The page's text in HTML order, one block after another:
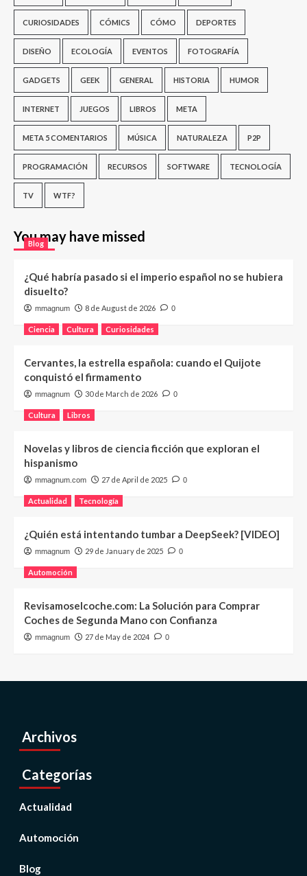
CURIOSIDADES CÓMICS CÓMO DEPORTES
DISEÑO ECOLOGÍA EVENTOS FOTOGRAFÍA
GADGETS GEEK GENERAL HISTORIA HUMOR
INTERNET JUEGOS LIBROS META
META 5 COMENTARIOS MÚSICA NATURALEZA P2P
PROGRAMACIÓN RECURSOS SOFTWARE TECNOLOGÍA
TV WTF?
You may have missed
Blog
¿Qué habría pasado si el imperio español no se hubiera
disuelto?
mmagnum 8 de August de 2026 0
Ciencia Cultura Curiosidades
Cervantes, la estrella española: cuando el Quijote
conquistó el firmamento
mmagnum 30 de March de 2026 0
Cultura Libros
Novelas y libros de ciencia ficción que exploran el
hispanismo
mmagnum.com 27 de April de 2025 0
Actualidad Tecnología
¿Quién está intentando tumbar a DeepSeek? [VIDEO]
mmagnum 29 de January de 2025 0
Automoción
Revisamoselcoche.com: La Solución para Comprar
Coches de Segunda Mano con Confianza
mmagnum 27 de May de 2024 0
Archivos
Categorías
Actualidad
Automoción
Blog